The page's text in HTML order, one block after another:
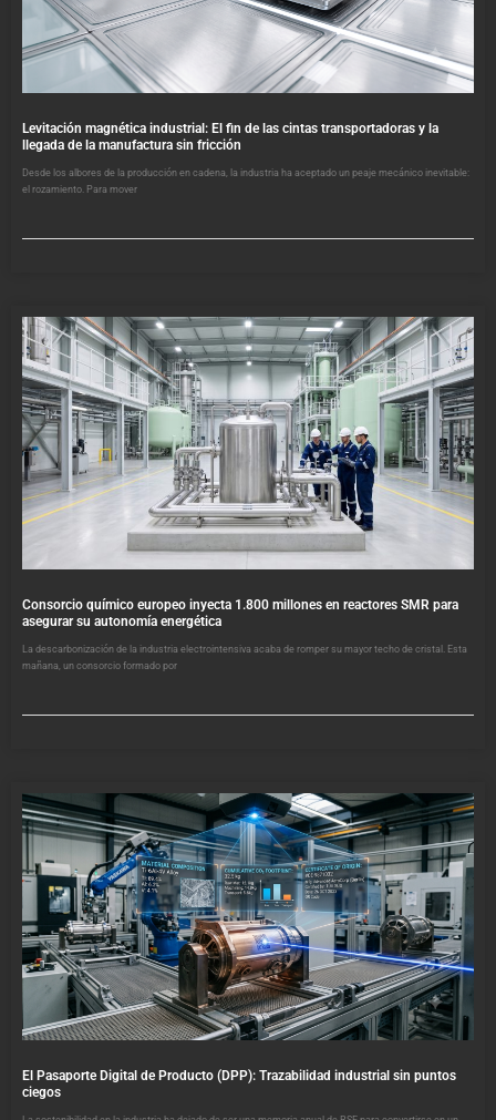
Levitación magnética industrial: El fin de las cintas transportadoras y la
llegada de la manufactura sin fricción
Desde los albores de la producción en cadena, la industria ha aceptado un peaje mecánico inevitable:
el rozamiento. Para mover
Consorcio químico europeo inyecta 1.800 millones en reactores SMR para
asegurar su autonomía energética
La descarbonización de la industria electrointensiva acaba de romper su mayor techo de cristal. Esta
mañana, un consorcio formado por
El Pasaporte Digital de Producto (DPP): Trazabilidad industrial sin puntos
ciegos